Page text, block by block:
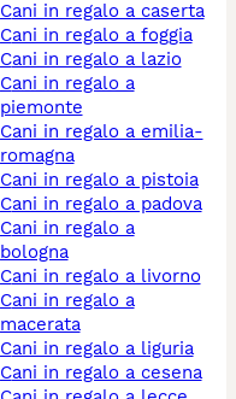
cani in regalo a caserta
cani in regalo a foggia
cani in regalo a lazio
cani in regalo a
piemonte
cani in regalo a emilia-
romagna
cani in regalo a pistoia
cani in regalo a padova
cani in regalo a
bologna
cani in regalo a livorno
cani in regalo a
macerata
cani in regalo a liguria
cani in regalo a cesena